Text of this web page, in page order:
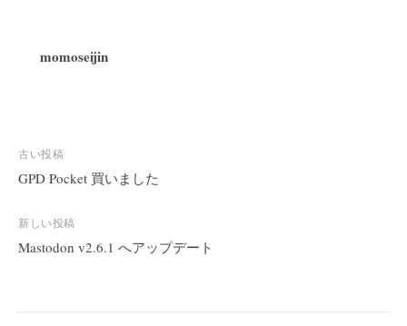
momoseijin
投
稿
ビ
ゲ
古い投稿
GPD Pocket 買いました
新しい投稿
Mastodon v2.6.1 へアップデート